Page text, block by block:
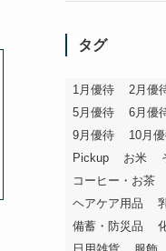
タグ
1月優待 2月優
5月優待
6月優
9月優待
10月
Pickup
お米
コーヒー・お茶
ヘアケア用品
備蓄・防災品